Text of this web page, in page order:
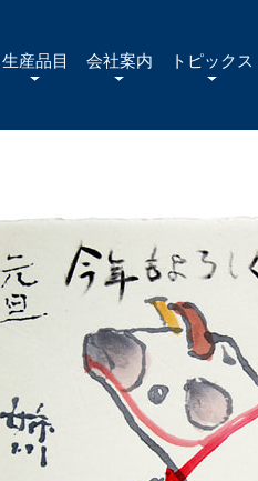
生産品目 会社案内 トピックス